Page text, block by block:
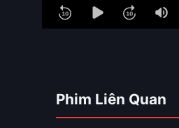
Phim Liên Quan